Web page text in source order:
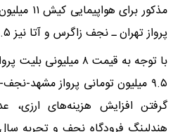
مذکور
پرواز تهران ـ نجف زاگرس و آتا نیز ۱۱.۵ میلیون تومان است.»
با توجه به قیمت ۸
گرفتن افزایش هزینه‌های